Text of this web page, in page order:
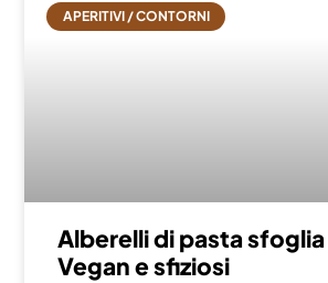
APERITIVI / CONTORNI
Alberelli di pasta sfoglia
Vegan e sfiziosi